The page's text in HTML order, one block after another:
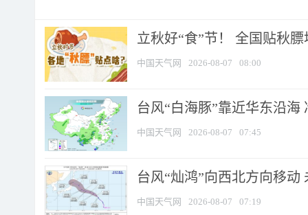
立秋好“食”节！ 全国贴秋
中国天气网 2026-08-07 08:00
台风“白海豚”靠近华东沿
中国天气网 2026-08-07 07:45
台风“灿鸿”向西北方向移动
中国天气网 2026-08-07 07:19